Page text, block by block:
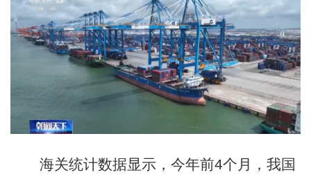
海关统计数据显示，今年前4个月，我国